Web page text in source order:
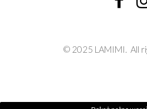
© 2025 LAMIMI. All